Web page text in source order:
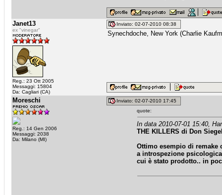
Janet13
ex "vinegar"
Reg.: 23 Ott 2005
Messaggi: 15804
Da: Cagliari (CA)
Inviato: 02-07-2010 08:38
Synechdoche, New York (Charlie
Moreschi
Reg.: 14 Gen 2006
Messaggi: 2038
Da: Milano (MI)
Inviato: 02-07-2010 17:45
quote:
In data 2010-07-01 15:40,
THE KILLERS di Don
Ottimo esempio di
a introspezione
cui è stato prodotto.. in